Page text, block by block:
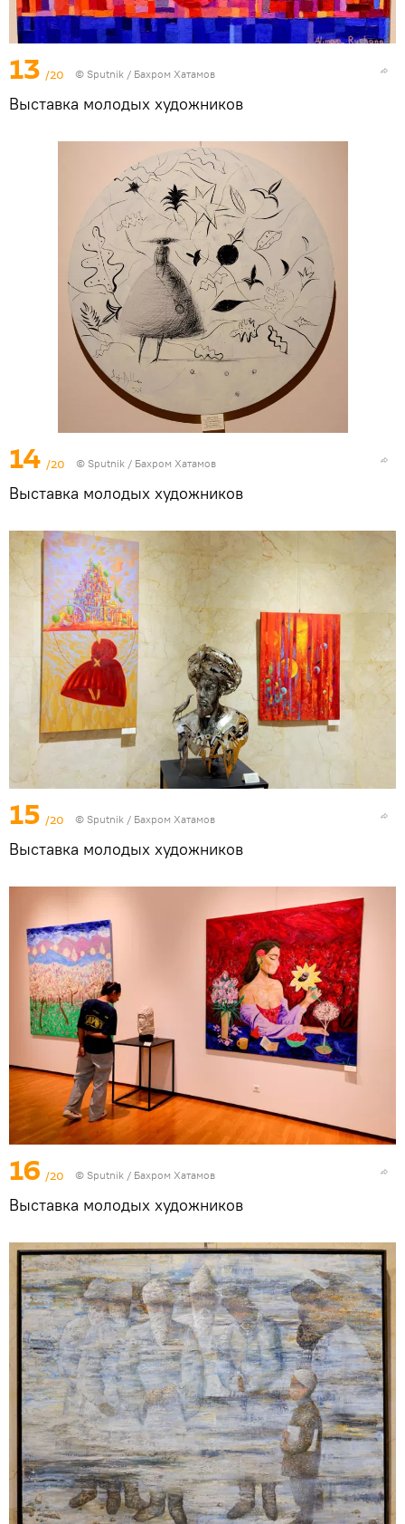
13 /20 © Sputnik / Бахром Хатамов
Выставка молодых художников
14 /20 © Sputnik / Бахром Хатамов
Выставка молодых художников
15 /20 © Sputnik / Бахром Хатамов
Выставка молодых художников
16 /20 © Sputnik / Бахром Хатамов
Выставка молодых художников